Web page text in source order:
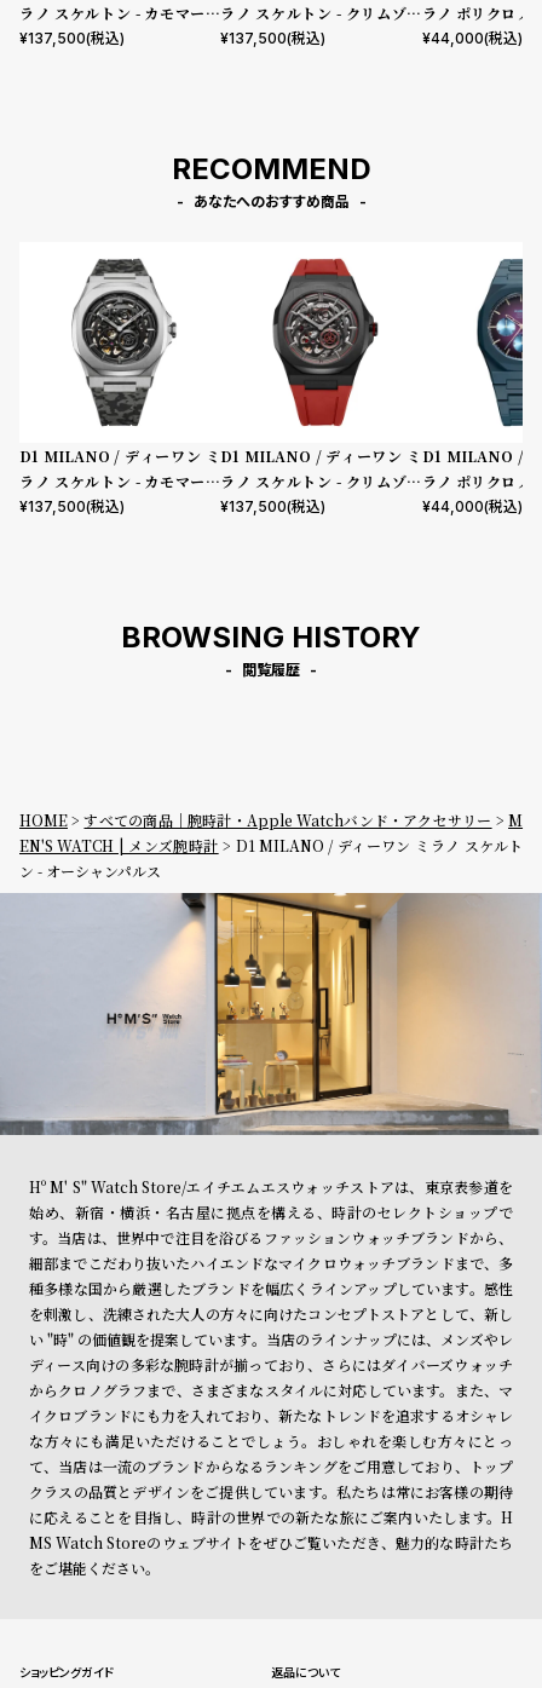
ラノ スケルトン - カモマーベ
ル
¥137,500(税込)
ラノ スケルトン - クリムゾン
コア
¥137,500(税込)
ラノ ポリクロノ
クトラム
¥44,000(税込)
RECOMMEND
あなたへのおすすめ商品
D1 MILANO / ディーワン ミ
ラノ スケルトン - カモマーベ
ル
¥137,500(税込)
D1 MILANO / ディーワン ミ
ラノ スケルトン - クリムゾン
コア
¥137,500(税込)
D1 MILANO /
ラノ ポリクロノ
クトラム
¥44,000(税込)
BROWSING HISTORY
閲覧履歴
HOME すべての商品｜腕時計・Apple Watchバンド・アクセサリー
M
EN'S WATCH | メンズ腕時計
D1 MILANO / ディーワン ミラノ スケルト
ン - オーシャンパルス
Hº M' S" Watch Store/エイチエムエスウォッチストアは、東京表参道を
始め、新宿・横浜・名古屋に拠点を構える、時計のセレクトショップで
す。当店は、世界中で注目を浴びるファッションウォッチブランドから、
細部までこだわり抜いたハイエンドなマイクロウォッチブランドまで、多
種多様な国から厳選したブランドを幅広くラインアップしています。感性
を刺激し、洗練された大人の方々に向けたコンセプトストアとして、新し
い "時" の価値観を提案しています。当店のラインナップには、メンズやレ
ディース向けの多彩な腕時計が揃っており、さらにはダイバーズウォッチ
からクロノグラフまで、さまざまなスタイルに対応しています。また、マ
イクロブランドにも力を入れており、新たなトレンドを追求するオシャレ
な方々にも満足いただけることでしょう。おしゃれを楽しむ方々にとっ
て、当店は一流のブランドからなるランキングをご用意しており、トップ
クラスの品質とデザインをご提供しています。私たちは常にお客様の期待
に応えることを目指し、時計の世界での新たな旅にご案内いたします。H
MS Watch Storeのウェブサイトをぜひご覧いただき、魅力的な時計たち
をご堪能ください。
ショッピングガイド 返品について